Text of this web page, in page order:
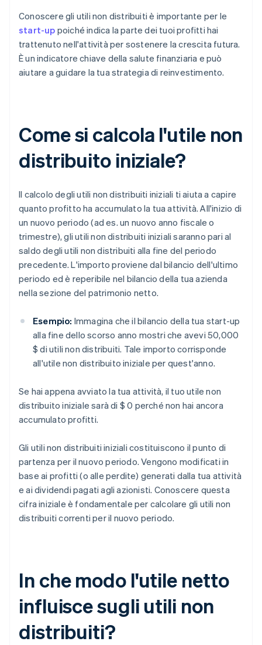
Conoscere gli utili non distribuiti è importante per le
start-up poiché indica la parte dei tuoi profitti hai
trattenuto nell'attività per sostenere la crescita futura.
È un indicatore chiave della salute finanziaria e può
aiutare a guidare la tua strategia di reinvestimento.
Come si calcola l'utile non
distribuito iniziale?
Il calcolo degli utili non distribuiti iniziali ti aiuta a capire
quanto profitto ha accumulato la tua attività. All'inizio di
un nuovo periodo (ad es. un nuovo anno fiscale o
trimestre), gli utili non distribuiti iniziali saranno pari al
saldo degli utili non distribuiti alla fine del periodo
precedente. L'importo proviene dal bilancio dell'ultimo
periodo ed è reperibile nel bilancio della tua azienda
nella sezione del patrimonio netto.
Esempio: Immagina che il bilancio della tua start-up
alla fine dello scorso anno mostri che avevi 50,000
$ di utili non distribuiti. Tale importo corrisponde
all'utile non distribuito iniziale per quest'anno.
Se hai appena avviato la tua attività, il tuo utile non
distribuito iniziale sarà di $ 0 perché non hai ancora
accumulato profitti.
Gli utili non distribuiti iniziali costituiscono il punto di
partenza per il nuovo periodo. Vengono modificati in
base ai profitti (o alle perdite) generati dalla tua attività
e ai dividendi pagati agli azionisti. Conoscere questa
cifra iniziale è fondamentale per calcolare gli utili non
distribuiti correnti per il nuovo periodo.
In che modo l'utile netto
influisce sugli utili non
distribuiti?